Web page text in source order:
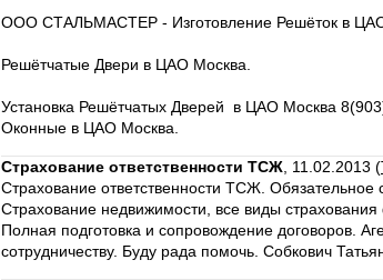
ООО СТАЛЬМАСТЕР - Изготовление Решёток в ЦАО
Решётчатые Двери в ЦАО Москва.
Установка Решётчатых Дверей в ЦАО Москва
Оконные в ЦАО Москва.
Страхование ответственности ТСЖ 11.02.2013 (
Страхование ответственности ТСЖ. Обязательное
Страхование недвижимости, все виды страхования
Полная подготовка и сопровождение договоров.
сотрудничеству. Буду рада помочь. Собкович